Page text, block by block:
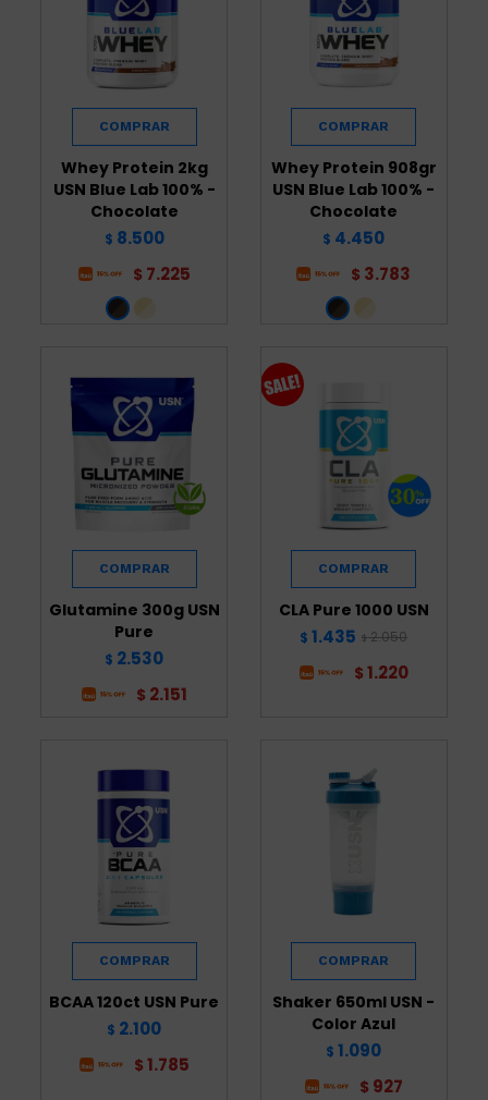
Whey Protein 2kg
USN Blue Lab 100% -
Chocolate
$ 8.500
$ 7.225
Whey Protein 908gr
USN Blue Lab 100% -
Chocolate
$ 4.450
$ 3.783
Glutamine 300g USN
Pure
$ 2.530
$ 2.151
CLA Pure 1000 USN
$ 1.435 $ 2.050
$ 1.220
BCAA 120ct USN Pure
$ 2.100
$ 1.785
Shaker 650ml USN -
Color Azul
$ 1.090
$ 927